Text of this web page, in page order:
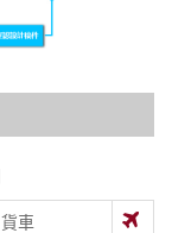
貨車